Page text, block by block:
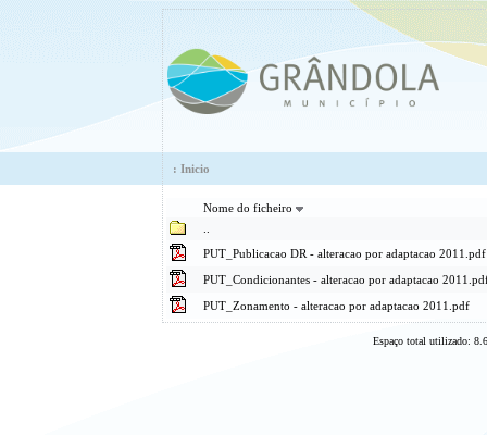
: Inicio
Nome do ficheiro
PUT_Publicacao DR - alteracao por adaptacao 2011.pdf
PUT_Condicionantes - alteracao por adaptacao
PUT_Zonamento - alteracao por adaptacao 2011.pdf
Espaço total utilizado: